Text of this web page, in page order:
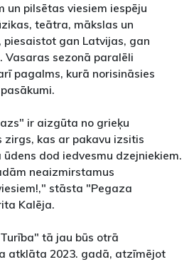
un pilsētas viesiem iespēju
teātra, mākslas un
gan Latvijas, gan
Vasaras sezonā paralēli
pagalms, kurā norisināsies
ir aizgūta no grieķu
zirgs, kas ar pakavu izsitis
dod iedvesmu dzejniekiem.
neaizmirstamus
stāsta "Pegaza
Kalēja.
tā jau būs otrā
atklāta 2023. gadā, atzīmējot